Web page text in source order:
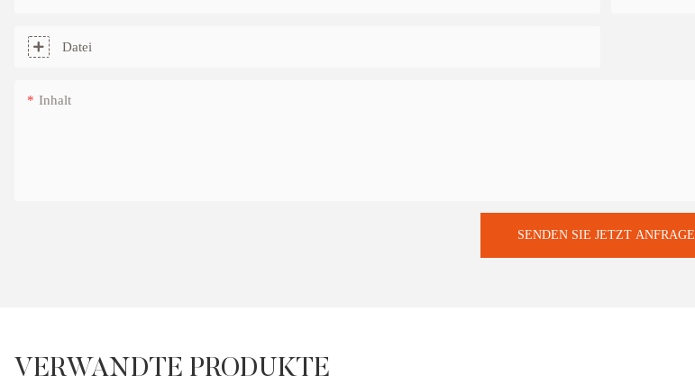
Datei
Inhalt
SENDEN SIE JETZT ANFRAGE
VERWANDTE PRODUKTE